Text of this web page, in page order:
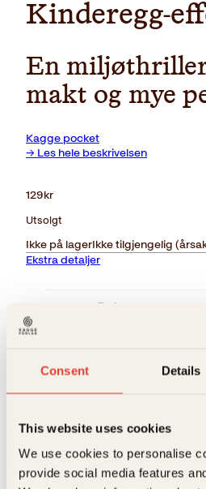
Consent Details
This website uses cookies
We use cookies to personalise
provide social media features
Kinderegg-
En
makt og mye
Kagge pocket
→ Les hele beskrivelsen
129kr
Utsolgt
Ikke på lagerIkke tilgjengelig
Ekstra detaljer
Forlag
Målgruppe
ISBN
Utgivelsesår
Relaterte